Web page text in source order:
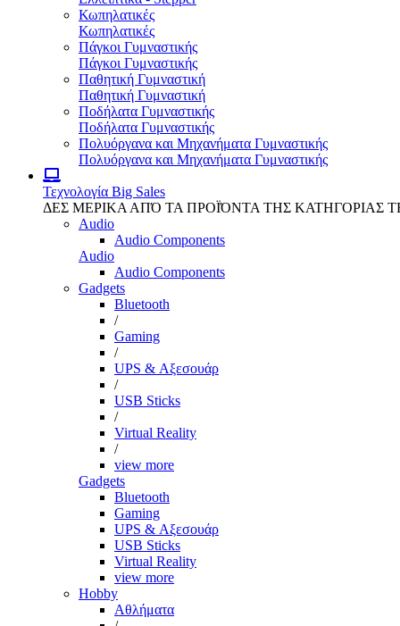
Κωπηλατικές
Κωπηλατικές
Πάγκοι Γυμναστικής
Πάγκοι Γυμναστικής
Παθητική Γυμναστική
Παθητική Γυμναστική
Ποδήλατα Γυμναστικής
Ποδήλατα Γυμναστικής
Πολυόργανα και Μηχανήματα Γυμναστικής
Πολυόργανα και Μηχανήματα Γυμναστικής
Τεχνολογία Big Sales
ΔΕΣ ΜΕΡΙΚΑ ΑΠΌ ΤΑ ΠΡΟΪΌΝΤΑ ΤΗΣ ΚΑΤΗΓΟΡΙΑΣ
Audio
Audio Components
Audio
Audio Components
Gadgets
Bluetooth
/
Gaming
/
UPS & Αξεσουάρ
/
USB Sticks
/
Virtual Reality
/
view more
Gadgets
Bluetooth
Gaming
UPS & Αξεσουάρ
USB Sticks
Virtual Reality
view more
Hobby
Αθλήματα